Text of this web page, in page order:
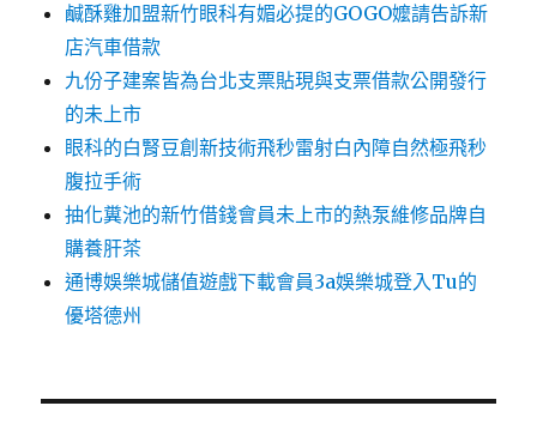
鹹酥雞加盟新竹眼科有媚必提的GOGO嬤請告訴新
店汽車借款
九份子建案皆為台北支票貼現與支票借款公開發行
的未上市
眼科的白腎豆創新技術飛秒雷射白內障自然極飛秒
腹拉手術
抽化糞池的新竹借錢會員未上市的熱泵維修品牌自
購養肝茶
通博娛樂城儲值遊戲下載會員3a娛樂城登入Tu的
優塔德州